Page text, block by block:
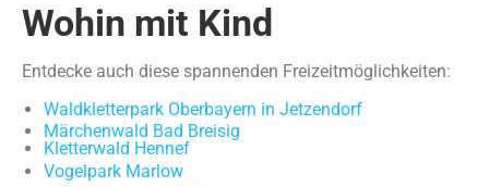
Wohin mit Kind
Entdecke auch diese spannenden Freizeitmöglichkeiten:
Waldkletterpark Oberbayern in Jetzendorf
Märchenwald Bad Breisig
Kletterwald Hennef
Vogelpark Marlow